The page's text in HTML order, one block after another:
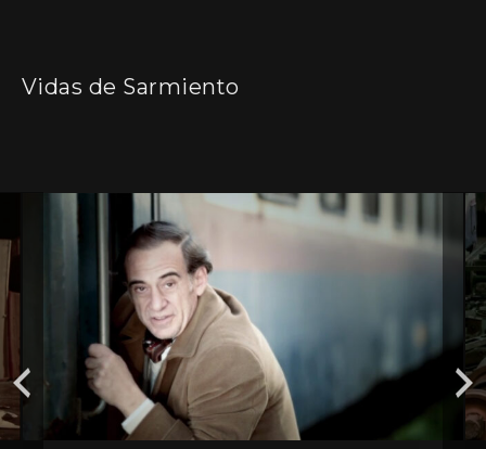
Vidas de Sarmiento